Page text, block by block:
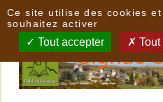
Ce site utilise des cookies
souhaitez activer
Tout accepter Tout